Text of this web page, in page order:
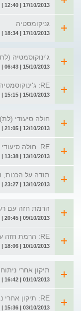
17/10/2013 | 12:40 | מאת: איתן
גניקומסטיה
17/10/2013 | 18:34 | מאת: ד"ר יעקב זילר
ג'ינוקוסמטיה
15/10/2013 | 06:43 | מאת: דני
RE: ג'ינוקוסמטיה
15/10/2013 | 15:15 | מאת: ד"ר יעקב זילר
חולה סיעודי (לת)
12/10/2013 | 21:05 | מאת: אייל
RE: חולה סיעודי
13/10/2013 | 13:38 | מאת: ד"ר יעקב זילר
תודה על הכנות,
13/10/2013 | 23:27 | מאת: אייל
הרמת חזה עם
09/10/2013 | 20:45 | מאת: שני
RE: הרמת חזה עם רשת פוליאוריתן
10/10/2013 | 18:06 | מאת: ד"ר יעקב זילר
תיקון אחרי
01/10/2013 | 16:42 | מאת: נחמה
RE: תיקון אחרי ניתוח לכריתת רחם עם פתיחת בטן
03/10/2013 | 15:36 | מאת: ד"ר יעקב זילר